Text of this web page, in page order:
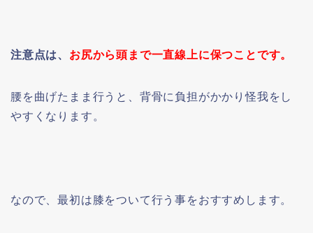
注意点は、 お尻から頭まで一直線上に保つことです。
腰を曲げたまま行うと、背骨に負担がかかり怪我をし
やすくなります。
なので、最初は膝をついて行う事をおすすめします。